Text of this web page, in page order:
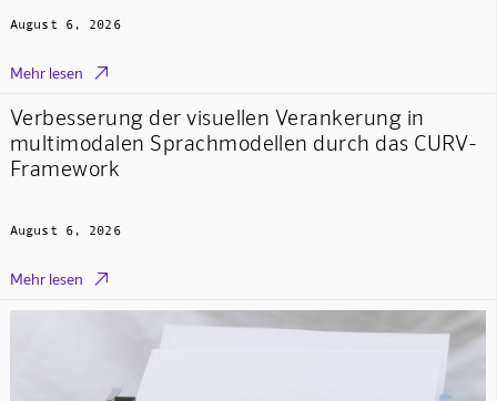
August 6, 2026
Mehr lesen 
Verbesserung der visuellen Verankerung in
multimodalen Sprachmodellen durch das CURV-
Framework
August 6, 2026
Mehr lesen 